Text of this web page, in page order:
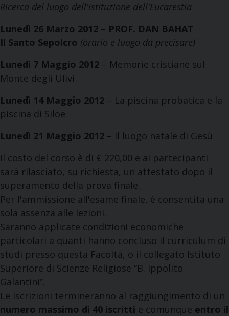
Ricerca del luogo dell'istituzione dell'Eucarestia
Lunedì 26 Marzo 2012 – PROF. DAN BAHAT
Il Santo Sepolcro (orario e luogo da precisare)
Lunedì 7 Maggio 2012 – Memorie cristiane sul
Monte degli Ulivi
Lunedì 14 Maggio 2012 – La piscina probatica e la
piscina di Siloe
Lunedì 21 Maggio 2012 – Il luogo natale di Gesù
Il costo del corso è di € 220,00 e ai partecipanti
sarà rilasciato, su richiesta, un attestato dopo il
superamento della prova finale.
Per l'ammissione all'esame finale, è consentita una
sola assenza alle lezioni.
Saranno applicate condizioni economiche
particolari a quanti hanno concluso il curriculum di
studi presso questa Facoltà, o il collegato Istituto
Superiore di Scienze Religiose “B. Ippolito
Galantini”.
Le iscrizioni termineranno al raggiungimento di un
numero massimo di 40 iscritti e comunque entro il